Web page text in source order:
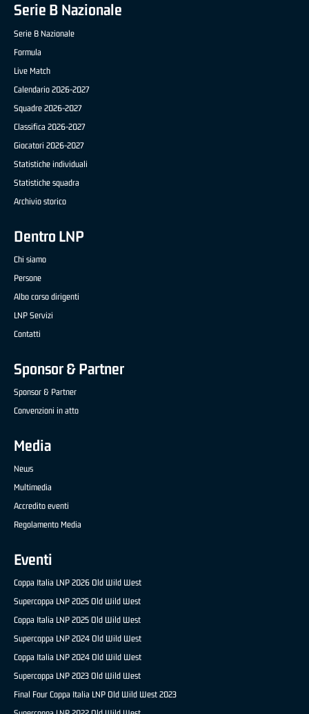
Serie B Nazionale
Serie B Nazionale
Formula
Live Match
Calendario 2026-2027
Squadre 2026-2027
Classifica 2026-2027
Giocatori 2026-2027
Statistiche individuali
Statistiche squadra
Archivio storico
Dentro LNP
Chi siamo
Persone
Albo corso dirigenti
LNP Servizi
Contatti
Sponsor & Partner
Sponsor & Partner
Convenzioni in atto
Media
News
Multimedia
Accredito eventi
Regolamento Media
Eventi
Coppa Italia LNP 2026 Old Wild West
Supercoppa LNP 2025 Old Wild West
Coppa Italia LNP 2025 Old Wild West
Supercoppa LNP 2024 Old Wild West
Coppa Italia LNP 2024 Old Wild West
Supercoppa LNP 2023 Old Wild West
Final Four Coppa Italia LNP Old Wild West 2023